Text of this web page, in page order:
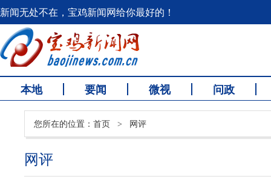
新闻无处不在，宝鸡新闻网给你最好的！
本地 要闻 微视 问政
您所在的位置： 首页 > 网评
网评